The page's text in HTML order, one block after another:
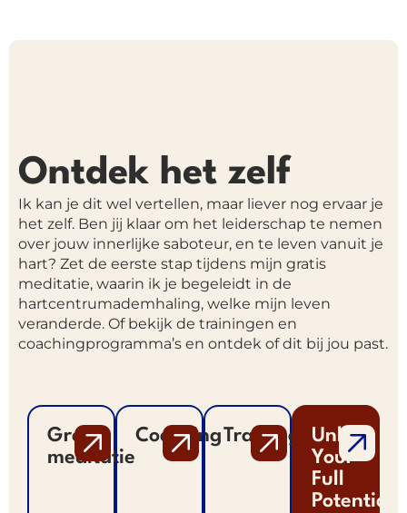
Ontdek het zelf
Ik kan je dit wel vertellen, maar liever nog ervaar je
het zelf. Ben jij klaar om het leiderschap te nemen
over jouw innerlijke saboteur, en te leven vanuit je
hart? Zet de eerste stap tijdens mijn gratis
meditatie, waarin ik je begeleidt in de
hartcentrumademhaling, welke mijn leven
veranderde. Of bekijk de trainingen en
coachingprogramma’s en ontdek of dit bij jou past.
Gratis
meditatie
CoachingTrainingenUnlock
Your
Full
Potential